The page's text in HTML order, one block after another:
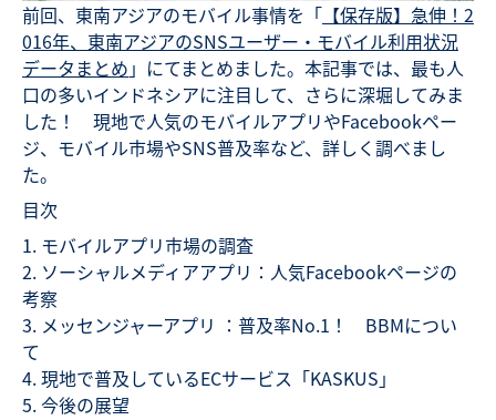
前回、東南アジアのモバイル事情を「 【保存版】急伸！2
016年、東南アジアのSNSユーザー・モバイル利用状況
データまとめ 」にてまとめました。本記事では、最も人
口の多いインドネシアに注目して、さらに深堀してみま
した！ 現地で人気のモバイルアプリやFacebookペー
ジ、モバイル市場やSNS普及率など、詳しく調べまし
た。
目次
モバイルアプリ市場の調査
ソーシャルメディアアプリ：人気Facebookページの
考察
メッセンジャーアプリ ：普及率No.1！ BBMについ
て
現地で普及しているECサービス「KASKUS」
今後の展望